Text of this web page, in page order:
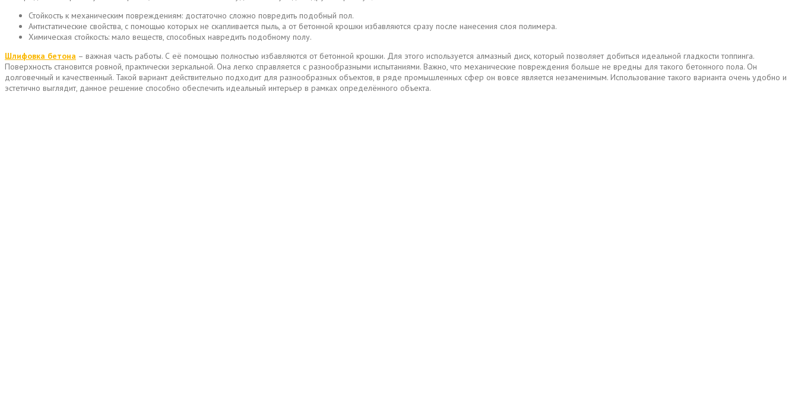
Стойкость к механическим повреждениям: достаточно сложно повредить подобный пол.
Антистатические свойства, с помощью которых не скапливается пыль, а от бетонной крошки избавляются сразу после нанесения слоя полимера.
Химическая стойкость: мало веществ, способных навредить подобному полу.
Шлифовка бетона – важная часть работы. С её помощью полностью избавляются от бетонной крошки. Для этого используется алмазный диск, который позволяет добиться идеальной гладкости топпинга.
Поверхность становится ровной, практически зеркальной. Она легко справляется с разнообразными испытаниями. Важно, что механические повреждения больше не вредны для такого бетонного пола. Он
долговечный и качественный. Такой вариант действительно подходит для разнообразных объектов, в ряде промышленных сфер он вовсе является незаменимым. Использование такого варианта очень удобно и
эстетично выглядит, данное решение способно обеспечить идеальный интерьер в рамках определённого объекта.